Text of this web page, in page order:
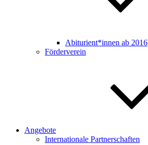
Abiturient*innen ab 2016
Förderverein
Angebote
Internationale Partnerschaften